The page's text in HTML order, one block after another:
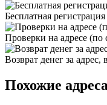
Бесплатная
Проверки на адресе (по
Возврат денег за адрес,
Похожие